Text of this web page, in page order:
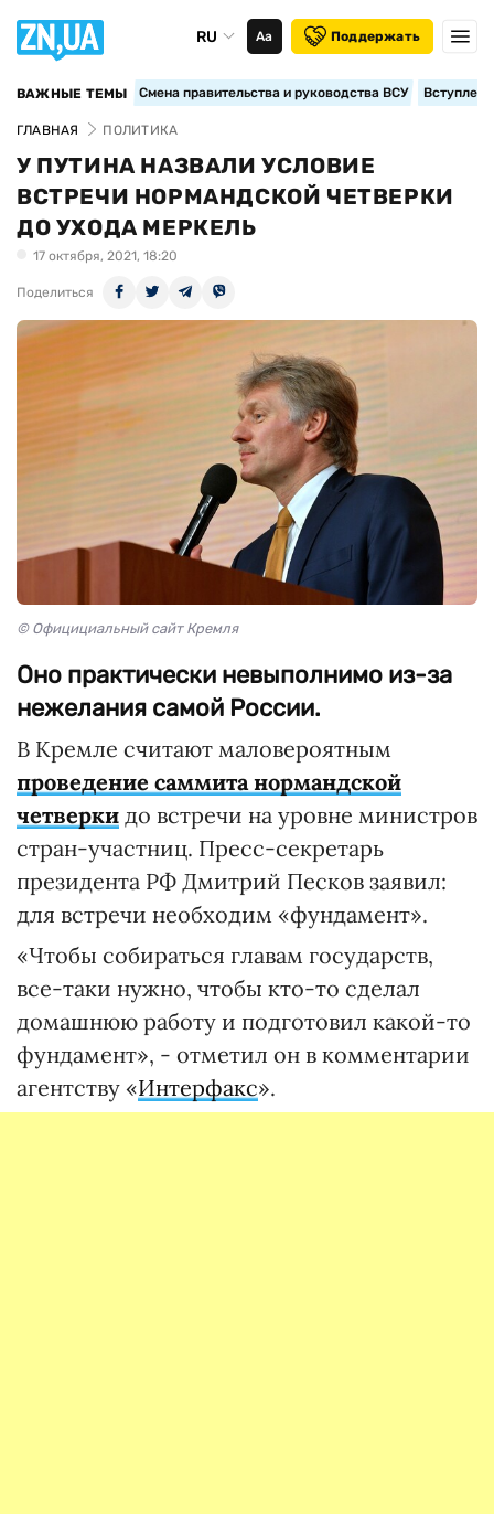
RU Аа Поддержать
ВАЖНЫЕ ТЕМЫ Смена правительства и руководства ВСУ
ГЛАВНАЯ ПОЛИТИКА
У ПУТИНА НАЗВАЛИ УСЛОВИЕ
ВСТРЕЧИ НОРМАНДСКОЙ ЧЕТВЕРКИ
ДО УХОДА МЕРКЕЛЬ
17 октября, 2021, 18:20
Поделиться
© Официциальный сайт Кремля
Оно практически невыполнимо из-за
нежелания самой России.
В Кремле считают маловероятным
проведение саммита нормандской
четверки до встречи на уровне министров
стран-участниц. Пресс-секретарь
президента РФ Дмитрий Песков заявил:
для встречи необходим «фундамент».
«Чтобы собираться главам государств,
все-таки нужно, чтобы кто-то сделал
домашнюю работу и подготовил какой-то
фундамент», - отметил он в комментарии
агентству «Интерфакс».